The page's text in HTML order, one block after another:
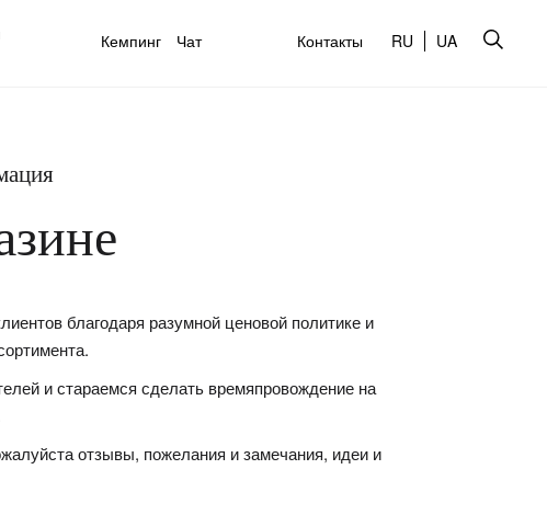
Кемпинг Чат Контакты RU UA
благодаря разумной ценовой политике и
и стараемся сделать времяпровождение на
отзывы, пожелания и замечания, идеи и